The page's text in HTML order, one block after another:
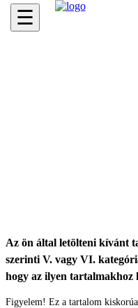
☰
Az ön által letölteni kívánt
szerinti V. vagy VI.
hogy az ilyen tartalmakhoz
Figyelem! Ez a tartalom